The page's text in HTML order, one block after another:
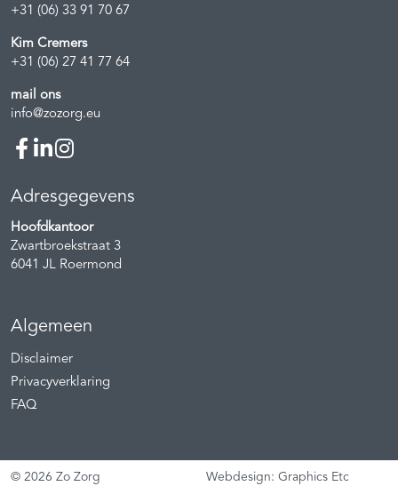
+31 (06) 33 91 70 67
Kim Cremers
+31 (06) 27 41 77 64
mail ons
info@zozorg.eu
Adresgegevens
Hoofdkantoor
Zwartbroekstraat 3
6041 JL Roermond
Algemeen
Disclaimer
Privacyverklaring
FAQ
© 2026 Zo Zorg Webdesign: Graphics Etc